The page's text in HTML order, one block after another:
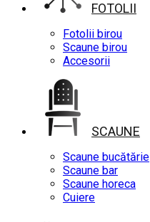
FOTOLII
Fotolii birou
Scaune birou
Accesorii
SCAUNE
Scaune bucătărie
Scaune bar
Scaune horeca
Cuiere